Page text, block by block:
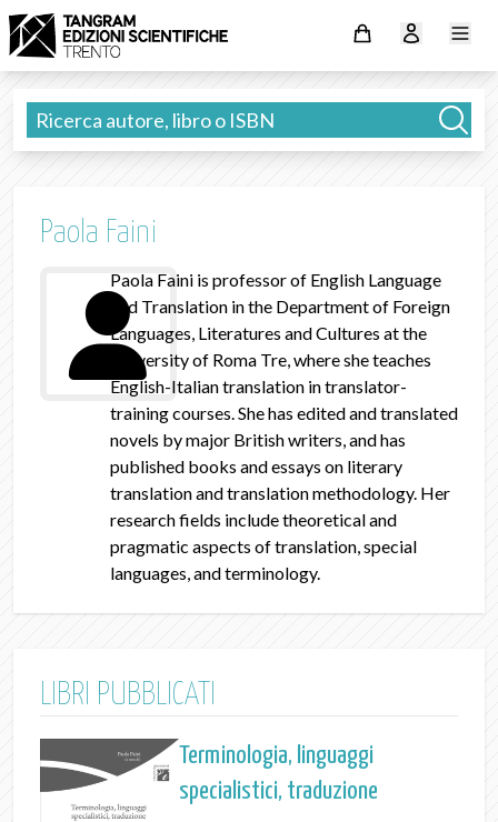
Paola Faini
Paola Faini is professor of English Language
and Translation in the Department of Foreign
Languages, Literatures and Cultures at the
University of Roma Tre, where she teaches
English-Italian translation in translator-
training courses. She has edited and translated
novels by major British writers, and has
published books and essays on literary
translation and translation methodology. Her
research fields include theoretical and
pragmatic aspects of translation, special
languages, and terminology.
LIBRI PUBBLICATI
Terminologia, linguaggi
specialistici, traduzione